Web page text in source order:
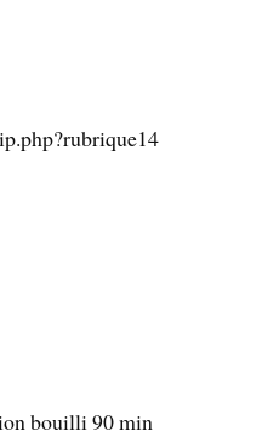
bouilli 90 min